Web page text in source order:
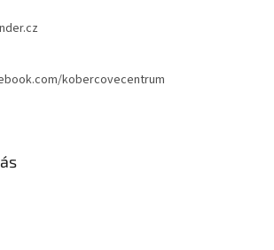
kobercovecentrum